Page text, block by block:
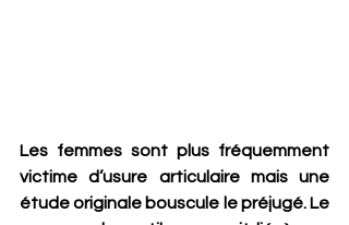
Les femmes sont plus fréquemment
victime d’usure articulaire mais une
étude originale bouscule le préjugé. Le